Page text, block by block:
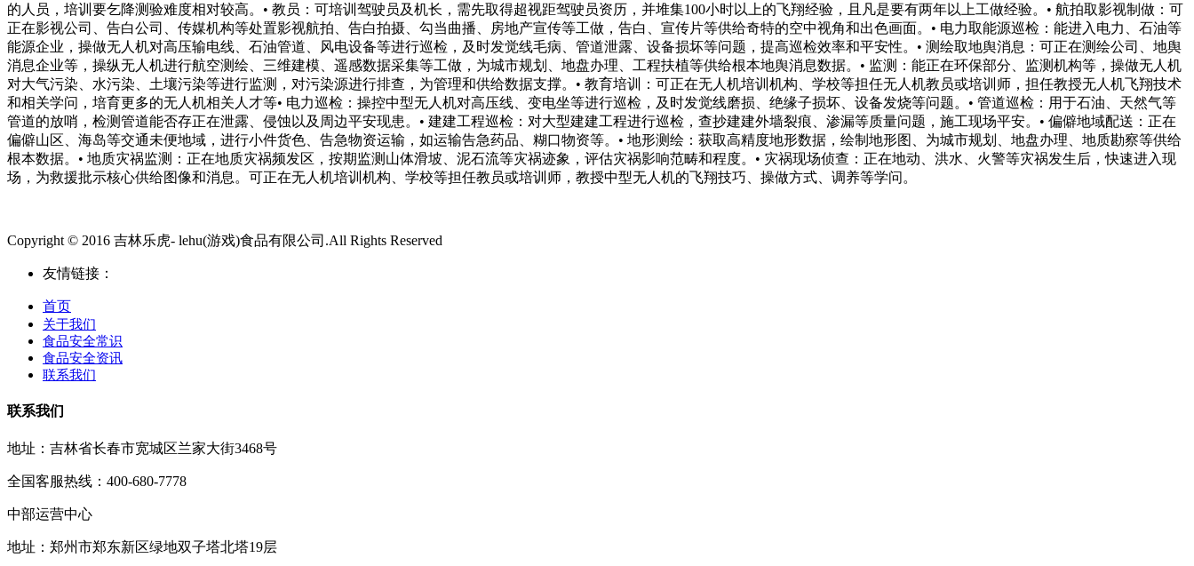
的人员，培训要乞降测验难度相对较高。• 教员：可培训驾驶员及机长，需先取得超视距驾驶员资历，并堆集100小时以上的飞翔经验，且凡是要有两年以上工做经验。• 航拍取影视制做：可
正在影视公司、告白公司、传媒机构等处置影视航拍、告白拍摄、勾当曲播、房地产宣传等工做，告白、宣传片等供给奇特的空中视角和出色画面。• 电力取能源巡检：能进入电力、石油等
能源企业，操做无人机对高压输电线、石油管道、风电设备等进行巡检，及时发觉线毛病、管道泄露、设备损坏等问题，提高巡检效率和平安性。• 测绘取地舆消息：可正在测绘公司、地舆
消息企业等，操纵无人机进行航空测绘、三维建模、遥感数据采集等工做，为城市规划、地盘办理、工程扶植等供给根本地舆消息数据。• 监测：能正在环保部分、监测机构等，操做无人机
对大气污染、水污染、土壤污染等进行监测，对污染源进行排查，为管理和供给数据支撑。• 教育培训：可正在无人机培训机构、学校等担任无人机教员或培训师，担任教授无人机飞翔技术
和相关学问，培育更多的无人机相关人才等• 电力巡检：操控中型无人机对高压线、变电坐等进行巡检，及时发觉线磨损、绝缘子损坏、设备发烧等问题。• 管道巡检：用于石油、天然气等
管道的放哨，检测管道能否存正在泄露、侵蚀以及周边平安现患。• 建建工程巡检：对大型建建工程进行巡检，查抄建建外墙裂痕、渗漏等质量问题，施工现场平安。• 偏僻地域配送：正在
偏僻山区、海岛等交通未便地域，进行小件货色、告急物资运输，如运输告急药品、糊口物资等。• 地形测绘：获取高精度地形数据，绘制地形图、为城市规划、地盘办理、地质勘察等供给
根本数据。• 地质灾祸监测：正在地质灾祸频发区，按期监测山体滑坡、泥石流等灾祸迹象，评估灾祸影响范畴和程度。• 灾祸现场侦查：正在地动、洪水、火警等灾祸发生后，快速进入现
场，为救援批示核心供给图像和消息。可正在无人机培训机构、学校等担任教员或培训师，教授中型无人机的飞翔技巧、操做方式、调养等学问。
Copyright © 2016 吉林乐虎- lehu(游戏)食品有限公司.All Rights Reserved
友情链接：
首页
关于我们
食品安全常识
食品安全资讯
联系我们
联系我们
地址：吉林省长春市宽城区兰家大街3468号
全国客服热线：400-680-7778
中部运营中心
地址：郑州市郑东新区绿地双子塔北塔19层